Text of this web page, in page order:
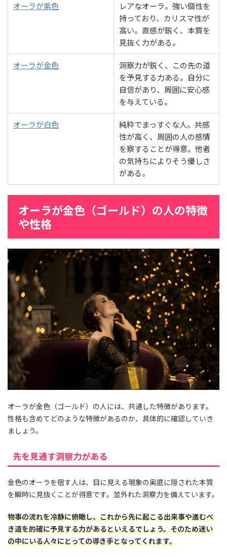
オーラが紫色
レアなオーラ。強い個性を
持っており、カリスマ性が
高い。直感が鋭く、本質を
見抜く力がある。
オーラが金色
洞察力が鋭く、この先の道
を予見する力ある。自分に
自信があり、周囲に安心感
を与えている。
オーラが白色
純粋でまっすぐな人。共感
性が高く、周囲の人の感情
を察することが得意。他者
の気持ちによりそう優しさ
がある。
オーラが金色（ゴールド）の人の特徴
や性格
オーラが金色（ゴールド）の人には、共通した特徴があります。
性格も含めてどのような特徴があるのか、具体的に確認していき
ましょう。
先を見通す洞察力がある
金色のオーラを宿す人は、目に見える現象の奥底に隠された本質
を瞬時に見抜くことが得意です。並外れた洞察力を備えています。
物事の流れを冷静に俯瞰し、これから先に起こる出来事や進むべ
き道を的確に予見する力があるといえるでしょう。そのため迷い
の中にいる人々にとっての導き手となってくれます。